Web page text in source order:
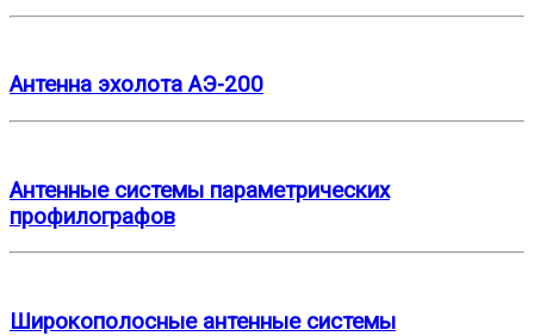
Антенна эхолота АЭ-200
Антенные системы параметрических
профилографов
Широкополосные антенные системы